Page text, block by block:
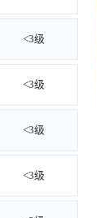
<3级
<3级
<3级
<3级